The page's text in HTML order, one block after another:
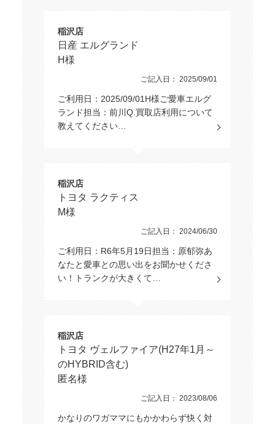
稲沢店
日産 エルグランド
H様
ご記入日： 2025/09/01
ご利用日：2025/09/01H様ご愛車エルグ
ランド担当：前川Q.買取店利用について
教えてください…
稲沢店
トヨタ ラクティス
M様
ご記入日： 2024/06/30
ご利用日：R6年5月19日担当：原郁弥あ
なたと愛車との思い出をお聞かせくださ
い！トランクが大きくて…
稲沢店
トヨタ ヴェルファイア(H27年1月～
のHYBRID含む)
匿名様
ご記入日： 2023/08/06
かなりのワガママにもかかわらず快く対